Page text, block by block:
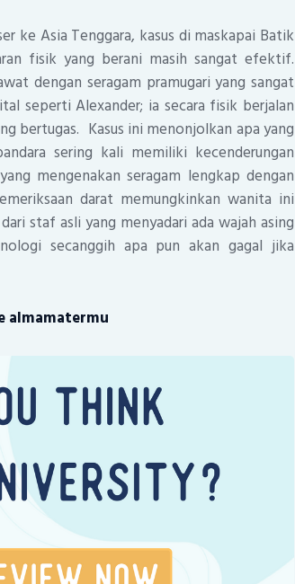
ke Asia Tenggara, kasus di maskapai Batik
fisik yang berani masih sangat efektif.
dengan seragam pramugari yang sangat
seperti Alexander; ia secara fisik berjalan
bertugas. Kasus ini menonjolkan apa yang
sering kali memiliki kecenderungan
mengenakan seragam lengkap dengan
darat memungkinkan wanita ini
staf asli yang menyadari ada wajah asing
secanggih apa pun akan gagal jika
almamatermu